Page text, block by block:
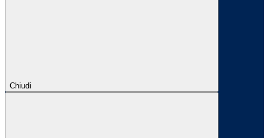
Chiudi